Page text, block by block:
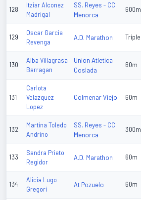
128
Itziar Alconez
Madrigal
SS. Reyes - CC.
Menorca
600m
129
Oscar Garcia
Revenga
A.D. Marathon Triple
130
Alba Villagrasa
Barragan
Union Atletica
Coslada
60m
131
Carlota
Velazquez
Lopez
Colmenar Viejo 60m
132
Martina Toledo
Andrino
SS. Reyes - CC.
Menorca
300m
133
Sandra Prieto
Regidor
A.D. Marathon 60m
134
Alicia Lugo
Gregori
At Pozuelo 60m